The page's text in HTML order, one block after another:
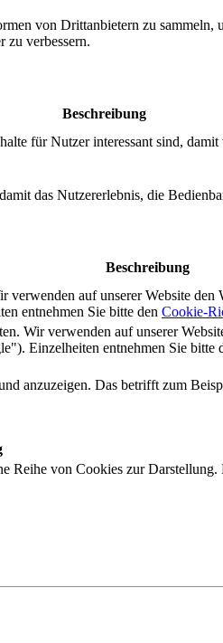
von Drittanbietern zu
zu verbessern.
Beschreibung
für Nutzer interessant sind,
das Nutzererlebnis, die
Beschreibung
auf unserer Website
entnehmen Sie bitte den Cookie-
Wir verwenden auf unserer
Einzelheiten entnehmen Sie bitte
anzuzeigen. Das betrifft zum
Reihe von Cookies zur Darstellung.